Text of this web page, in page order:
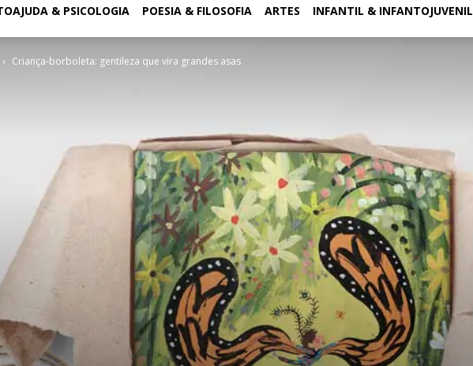
& PSICOLOGIA POESIA & FILOSOFIA ARTES INFANTIL & INFANTOJUVENIL
Criança-borboleta: gentileza que vira grandes asas